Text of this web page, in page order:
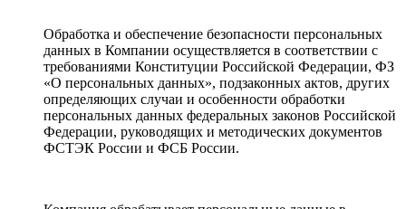
Обработка и обеспечение безопасности персональных
данных в Компании осуществляется в соответствии с
требованиями Конституции Российской Федерации, ФЗ
«О персональных данных», подзаконных актов, других
определяющих случаи и особенности обработки
персональных данных федеральных законов Российской
Федерации, руководящих и методических документов
ФСТЭК России и ФСБ России.